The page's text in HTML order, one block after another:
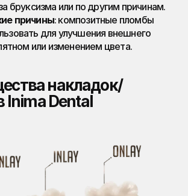
бруксизма или по другим причинам.
причины: композитные пломбы
для улучшения внешнего
или изменением цвета.
накладок/
Inima Dental